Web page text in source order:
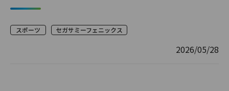
スポーツ セガサミーフェニックス
2026/05/28